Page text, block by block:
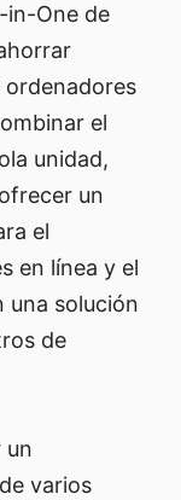
in-One de
el
unidad,
un
el
en línea y el
solución
de
un
varios